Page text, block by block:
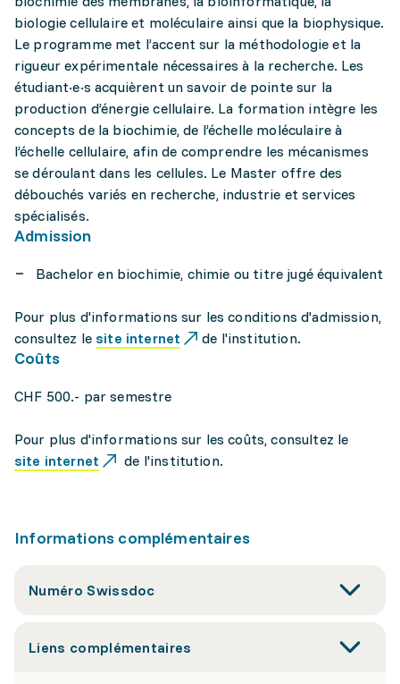
biologie cellulaire et moléculaire ainsi que la biophysique.
Le programme met l’accent sur la méthodologie et la
rigueur expérimentale nécessaires à la recherche. Les
étudiant·e·s acquièrent un savoir de pointe sur la
production d’énergie cellulaire. La formation intègre les
concepts de la biochimie, de l’échelle moléculaire à
l’échelle cellulaire, afin de comprendre les mécanismes
se déroulant dans les cellules. Le Master offre des
débouchés variés en recherche, industrie et services
spécialisés.
Admission
Bachelor en biochimie, chimie ou titre jugé équivalent
Pour plus d'informations sur les conditions d'admission,
consultez le site internet de l'institution.
Coûts
CHF 500.- par semestre
Pour plus d'informations sur les coûts, consultez le
site internet
de l'institution.
Informations complémentaires
Numéro Swissdoc
Liens complémentaires